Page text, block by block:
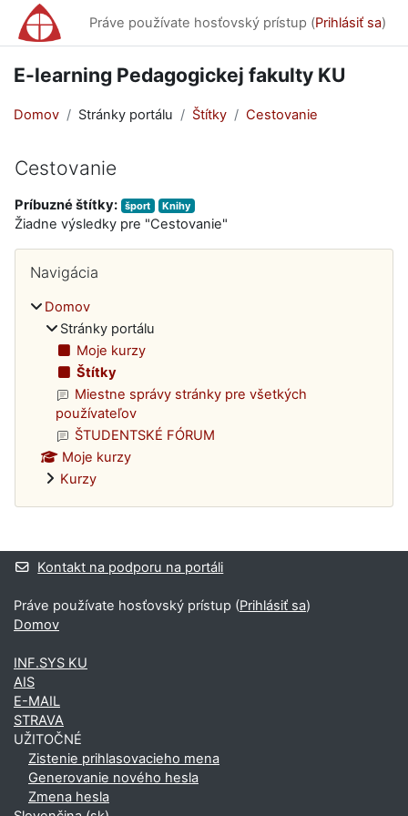
Preskočiť na hlavný obsah
Práve používate hosťovský prístup (Prihlásiť sa)
E-learning Pedagogickej fakulty KU
Domov Stránky portálu Štítky Cestovanie
Cestovanie
Príbuzné štítky: šport Knihy
Žiadne výsledky pre "Cestovanie"
Bloky
Navigácia
Domov
Stránky portálu
Moje kurzy
Štítky
Miestne správy stránky pre všetkých
používateľov
ŠTUDENTSKÉ FÓRUM
Moje kurzy
Kurzy
Dodatočné bloky
Kontakt na podporu na portáli
Práve používate hosťovský prístup (Prihlásiť sa)
Domov
INF.SYS KU
AIS
E-MAIL
STRAVA
UŽITOČNÉ
Zistenie prihlasovacieho mena
Generovanie nového hesla
Zmena hesla